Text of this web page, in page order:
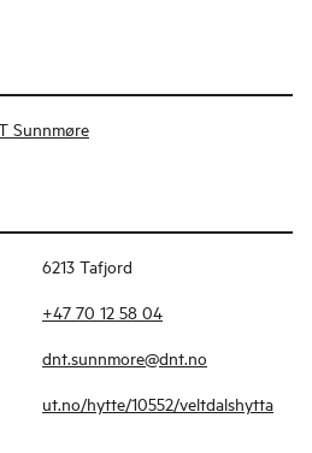
Sunnmøre
6213 Tafjord
+47 70 12 58 04
dnt.sunnmore@dnt.no
ut.no/hytte/10552/veltdalshytta